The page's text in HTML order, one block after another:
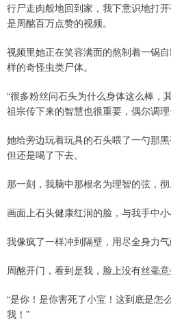
行尸走肉般地回到家，我下意识地打
是周酩百万点赞的视频。
视频里她正在笑容满面的熬制着一锅
样的奇怪虫类尸体。
“很多粉丝问石头为什么身体这么棒，
祖宗传下来的智慧也很重要，偶尔调
她给旁边玩着玩具的石头喂了一勺那
但还是喝了下去。
那一刻，我脑中那根名为理智的弦，彻
画面上石头健康红润的脸，与我手中
我像疯了一样冲到隔壁，用尽全身力气
周酩开门，看到是我，脸上没有丝毫
“是你！是你害死了小宝！这到底是
我！”